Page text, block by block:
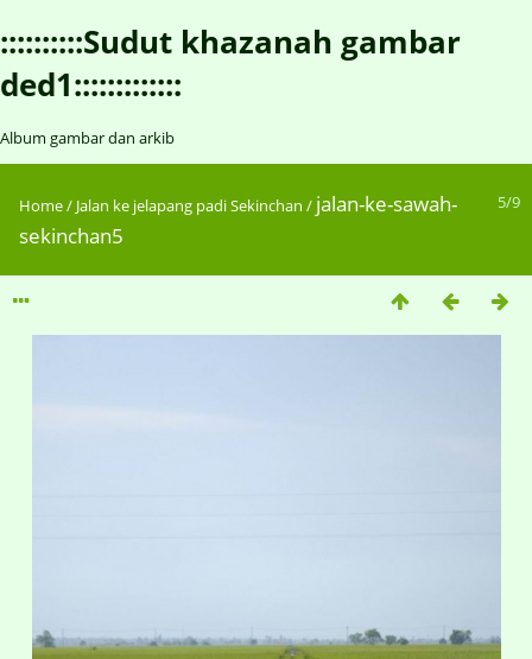
::::::::::Sudut khazanah gambar
ded1:::::::::::::
Album gambar dan arkib
5/9
Home/ Jalan ke jelapang padi Sekinchan / jalan-ke-sawah-
sekinchan5